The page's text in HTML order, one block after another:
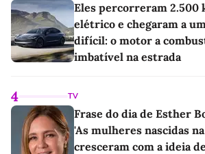
Eles percorreram 2.500
elétrico e chegaram a
difícil: o motor a
imbatível na estrada
4 TV
Frase do dia de Esther
'As mulheres nascidas
cresceram com a ideia